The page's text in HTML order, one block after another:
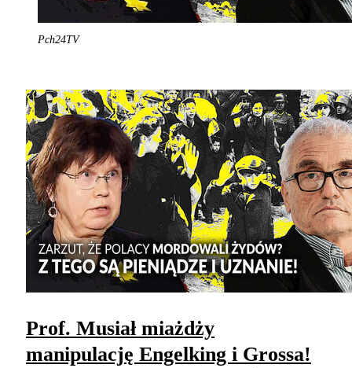
Pch24TV
Prof. Musiał miażdży
manipulację Engelking i Grossa!